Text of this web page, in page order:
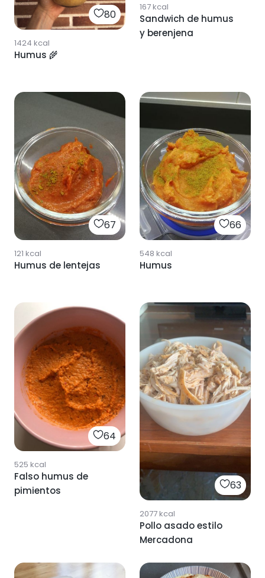
80
1424 kcal
Humus 🌾
167kcal
Sandwich de humus
y berenjena
67
121 kcal
Humus de lentejas
66
548 kcal
Humus
64
525 kcal
Falso humus de
pimientos
63
2077kcal
Pollo asado estilo
Mercadona